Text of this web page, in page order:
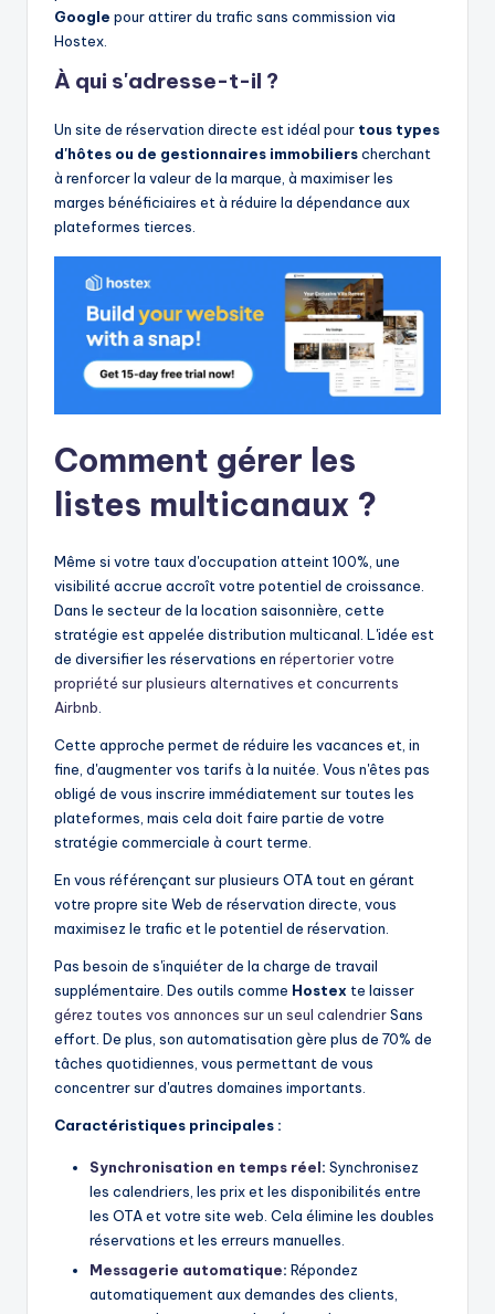
Google pour attirer du trafic sans commission via
Hostex.
À qui s'adresse-t-il ?
Un site de réservation directe est idéal pour tous types
d'hôtes ou de gestionnaires immobilierscherchant
à renforcer la valeur de la marque, à maximiser les
marges bénéficiaires et à réduire la dépendance aux
plateformes tierces.
Comment gérer les
listes multicanaux ?
Même si votre taux d'occupation atteint 100%, une
visibilité accrue accroît votre potentiel de croissance.
Dans le secteur de la location saisonnière, cette
stratégie est appelée distribution multicanal. L'idée est
de diversifier les réservations en répertorier votre
propriété sur plusieurs alternatives et concurrents
Airbnb
Cette approche permet de réduire les vacances et, in
fine, d'augmenter vos tarifs à la nuitée. Vous n'êtes pas
obligé de vous inscrire immédiatement sur toutes les
plateformes, mais cela doit faire partie de votre
stratégie commerciale à court terme.
En vous référençant sur plusieurs OTA tout en gérant
votre propre site Web de réservation directe, vous
maximisez le trafic et le potentiel de réservation.
Pas besoin de s'inquiéter de la charge de travail
supplémentaire. Des outils comme Hostex te laisser
gérez toutes vos annonces sur un seul calendrierSans
effort. De plus, son automatisation gère plus de 70% de
tâches quotidiennes, vous permettant de vous
concentrer sur d'autres domaines importants.
Caractéristiques principales :
Synchronisation en temps réel: Synchronisez
les calendriers, les prix et les disponibilités entre
les OTA et votre site web. Cela élimine les doubles
réservations et les erreurs manuelles.
Messagerie automatique: Répondez
automatiquement aux demandes des clients,